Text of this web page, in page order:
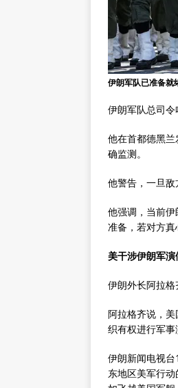
伊朗军队已准备就
伊朗军队总司令
他在首都德黑
确监测。
他警告，一旦敌
他强调，当前
准备，若对方真
美干涉伊朗军演
伊朗外长阿拉格
阿拉格齐说，
织有权进行军事
伊朗新闻电视
东地区美军行